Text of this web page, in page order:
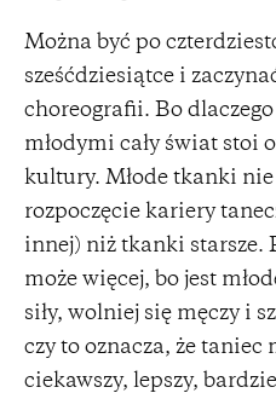
Można być po
sześćdziesiątce i
choreografii. Bo
młodymi cały świat stoi
kultury. Młode tkanki
rozpoczęcie kariery
innej) niż tkanki starsze.
może więcej, bo jest
siły, wolniej się męczy i
czy to oznacza, że taniec
ciekawszy, lepszy,